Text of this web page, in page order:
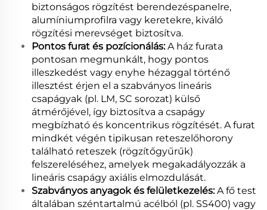
biztonságos rögzítést berendezéspanelre,
alumíniumprofilra vagy keretekre, kiváló
rögzítési merevséget biztosítva.
Pontos furat és pozícionálás:A ház furata
pontosan megmunkált, hogy pontos
illeszkedést vagy enyhe hézaggal történő
illesztést érjen el a szabványos lineáris
csapágyak (pl. LM, SC sorozat) külső
átmérőjével, így biztosítva a csapágy
megbízható és koncentrikus rögzítését. A furat
mindkét végén tipikusan reteszelőhorony
található reteszek (rögzítőgyűrűk)
felszereléséhez, amelyek megakadályozzák a
lineáris csapágy axiális elmozdulását.
Szabványos anyagok és felületkezelés:A fő test
általában széntartalmú acélból (pl. SS400) vagy